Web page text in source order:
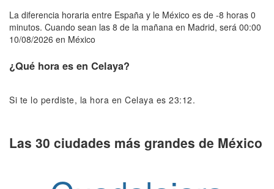
La diferencia horaria entre España y le México es de -8 horas 0
minutos. Cuando sean las 8 de la mañana en Madrid, será 00:00
10/08/2026 en México
¿Qué hora es en Celaya?
Si te lo perdiste, la hora en Celaya es 23:12.
Las 30 ciudades más grandes de México